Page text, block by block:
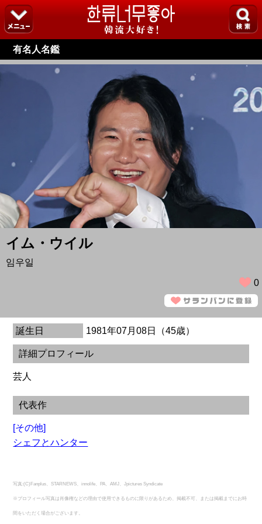
有名人名鑑
イム・ウイル
임우일
0
誕生日 1981年07月08日（45歳）
詳細プロフィール
芸人
代表作
[その他]
シェフとハンター
写真:(C)Fanplus、STARNEWS、innolife、PA、AMJ、Jpictures Syndicate
※プロフィール写真は肖像権などの理由で使用できるものに限りがあるため、掲載不可、または掲載までにお時
間をいただく場合がございます。